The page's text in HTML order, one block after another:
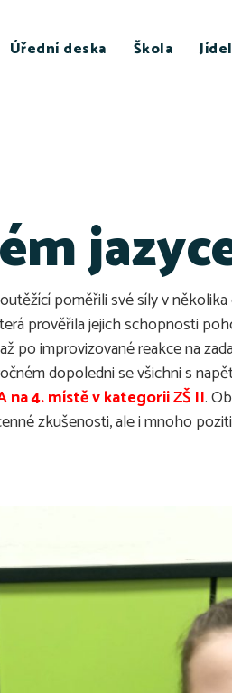
Úřední deska Škola
poměřili své síly v
prověřila jejich schopnosti
improvizované reakce na
dopoledni se všichni s
na 4. místě v kategorii ZŠ II.
zkušenosti, ale i mnoho